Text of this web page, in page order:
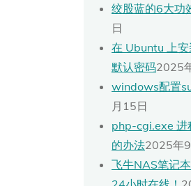
绞股蓝的6大功
日
在 Ubuntu 上
默认密码2025
windows配置
月15日
php-cgi.exe 进
的办法2025年
飞牛NAS笔记